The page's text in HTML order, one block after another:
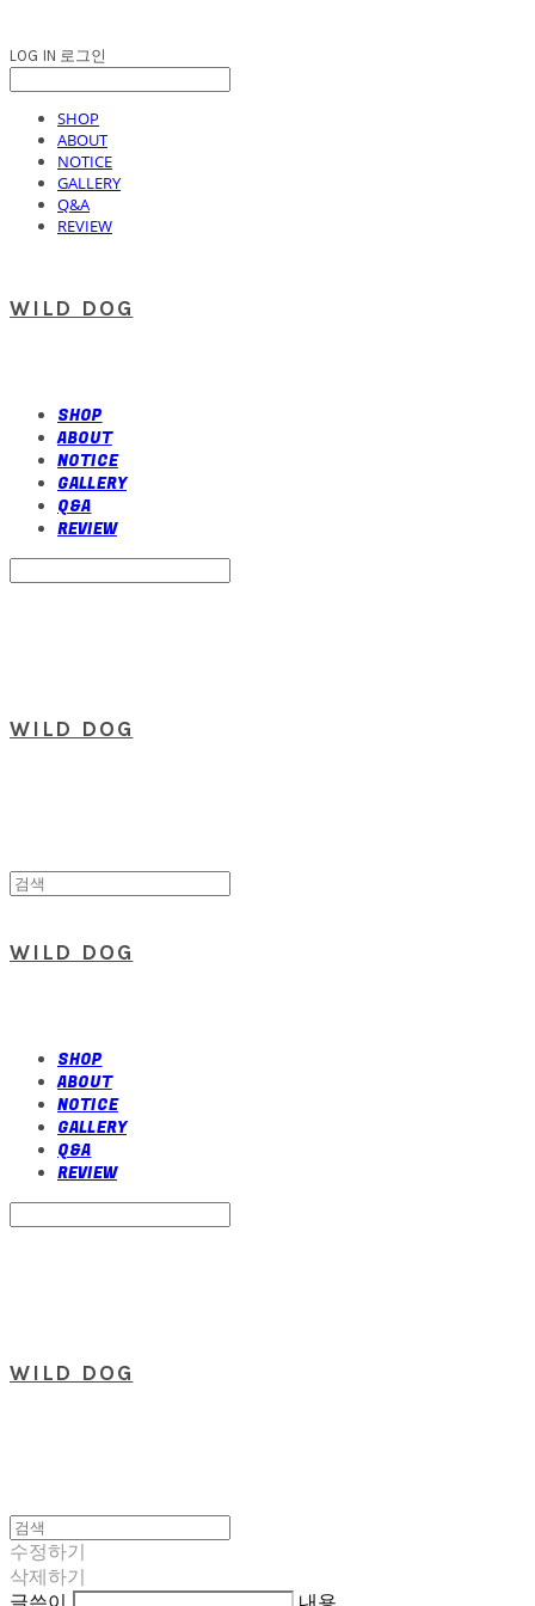
LOG IN 로그인
SHOP
ABOUT
NOTICE
GALLERY
Q&A
REVIEW
WILD DOG
SHOP
ABOUT
NOTICE
GALLERY
Q&A
REVIEW
WILD DOG
WILD DOG
SHOP
ABOUT
NOTICE
GALLERY
Q&A
REVIEW
WILD DOG
수정하기
삭제하기